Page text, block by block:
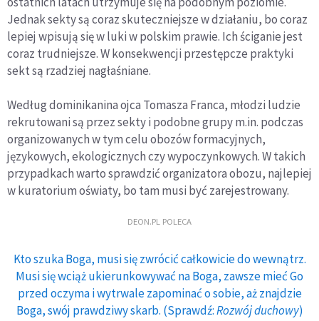
Jednak sekty są coraz skuteczniejsze w działaniu, bo coraz
lepiej wpisują się w luki w polskim prawie. Ich ściganie jest
coraz trudniejsze. W konsekwencji przestępcze praktyki
sekt są rzadziej nagłaśniane.
Według dominikanina ojca Tomasza Franca, młodzi ludzie
rekrutowani są przez sekty i podobne grupy m.in. podczas
organizowanych w tym celu obozów formacyjnych,
językowych, ekologicznych czy wypoczynkowych. W takich
przypadkach warto sprawdzić organizatora obozu, najlepiej
w kuratorium oświaty, bo tam musi być zarejestrowany.
DEON.PL POLECA
Kto szuka Boga, musi się zwrócić całkowicie do wewnątrz.
Musi się wciąż ukierunkowywać na Boga, zawsze mieć Go
przed oczyma i wytrwale zapominać o sobie, aż znajdzie
Boga, swój prawdziwy skarb. (Sprawdź:Rozwój duchowy)